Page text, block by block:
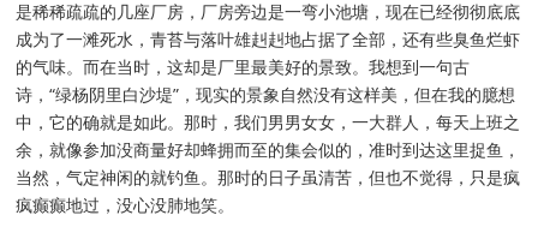
是稀稀疏疏的几座厂房，厂房旁边是一弯小池塘，现在已经彻彻底底
成为了一滩死水，青苔与落叶雄赳赳地占据了全部，还有些臭鱼烂虾
的气味。而在当时，这却是厂里最美好的景致。我想到一句古
诗，“绿杨阴里白沙堤”，现实的景象自然没有这样美，但在我的臆想
中，它的确就是如此。那时，我们男男女女，一大群人，每天上班之
余，就像参加没商量好却蜂拥而至的集会似的，准时到达这里捉鱼，
当然，气定神闲的就钓鱼。那时的日子虽清苦，但也不觉得，只是疯
疯癫癫地过，没心没肺地笑。